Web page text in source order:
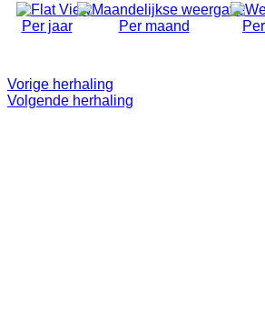
Per jaar Per maand
Vorige herhaling
Volgende herhaling